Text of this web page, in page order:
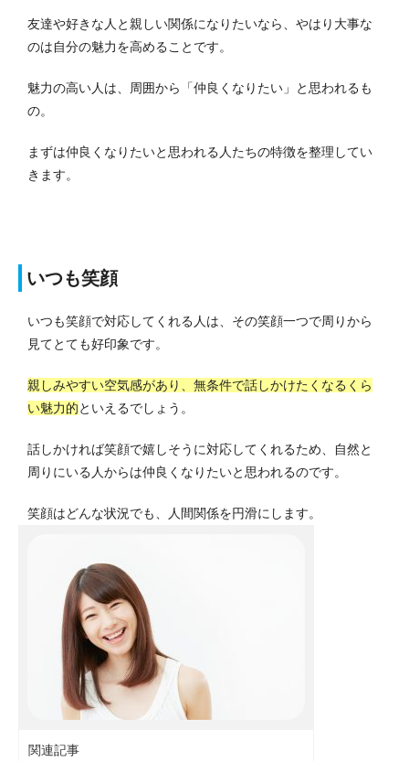
友達や好きな人と親しい関係になりたいなら、やはり大事な
のは自分の魅力を高めることです。
魅力の高い人は、周囲から「仲良くなりたい」と思われるも
の。
まずは仲良くなりたいと思われる人たちの特徴を整理してい
きます。
いつも笑顔
いつも笑顔で対応してくれる人は、その笑顔一つで周りから
見てとても好印象です。
親しみやすい空気感があり、無条件で話しかけたくなるくら
い魅力的といえるでしょう。
話しかければ笑顔で嬉しそうに対応してくれるため、自然と
周りにいる人からは仲良くなりたいと思われるのです。
笑顔はどんな状況でも、人間関係を円滑にします。
関連記事